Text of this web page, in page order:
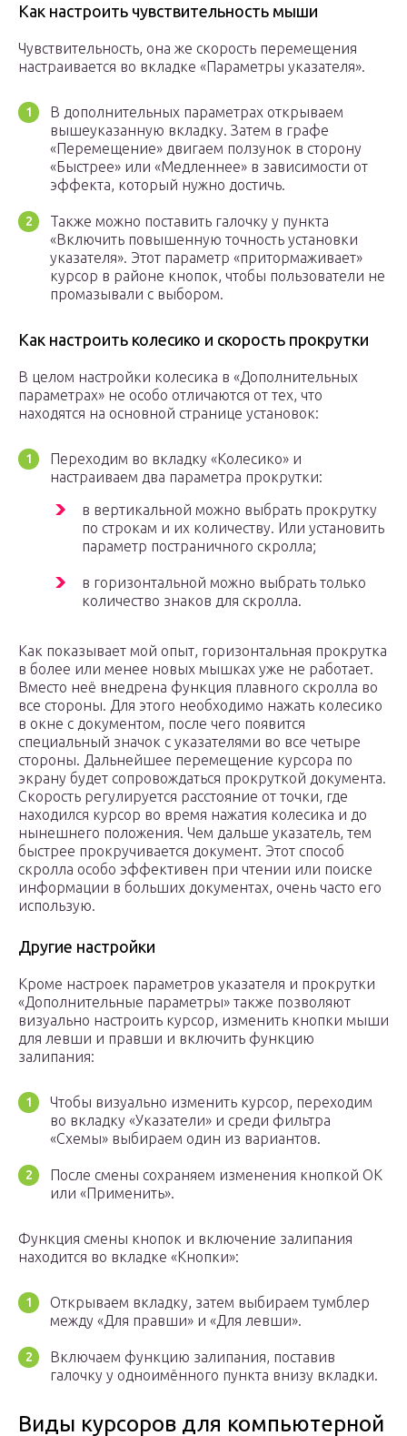
Как настроить чувствительность мыши
Чувствительность, она же скорость перемещения
настраивается во вкладке «Параметры указателя».
В дополнительных параметрах открываем
вышеуказанную вкладку. Затем в графе
«Перемещение» двигаем ползунок в сторону
«Быстрее» или «Медленнее» в зависимости от
эффекта, который нужно достичь.
Также можно поставить галочку у пункта
«Включить повышенную точность установки
указателя». Этот параметр «притормаживает»
курсор в районе кнопок, чтобы пользователи не
промазывали с выбором.
Как настроить колесико и скорость прокрутки
В целом настройки колесика в «Дополнительных
параметрах» не особо отличаются от тех, что
находятся на основной странице установок:
Переходим во вкладку «Колесико» и
настраиваем два параметра прокрутки:
в вертикальной можно выбрать прокрутку
по строкам и их количеству. Или установить
параметр постраничного скролла;
в горизонтальной можно выбрать только
количество знаков для скролла.
Как показывает мой опыт, горизонтальная прокрутка
в более или менее новых мышках уже не работает.
Вместо неё внедрена функция плавного скролла во
все стороны. Для этого необходимо нажать колесико
в окне с документом, после чего появится
специальный значок с указателями во все четыре
стороны. Дальнейшее перемещение курсора по
экрану будет сопровождаться прокруткой документа.
Скорость регулируется расстояние от точки, где
находился курсор во время нажатия колесика и до
нынешнего положения. Чем дальше указатель, тем
быстрее прокручивается документ. Этот способ
скролла особо эффективен при чтении или поиске
информации в больших документах, очень часто его
использую.
Другие настройки
Кроме настроек параметров указателя и прокрутки
«Дополнительные параметры» также позволяют
визуально настроить курсор, изменить кнопки мыши
для левши и правши и включить функцию
залипания:
Чтобы визуально изменить курсор, переходим
во вкладку «Указатели» и среди фильтра
«Схемы» выбираем один из вариантов.
После смены сохраняем изменения кнопкой OK
или «Применить».
Функция смены кнопок и включение залипания
находится во вкладке «Кнопки»:
Открываем вкладку, затем выбираем тумблер
между «Для правши» и «Для левши».
Включаем функцию залипания, поставив
галочку у одноимённого пункта внизу вкладки.
Виды курсоров для компьютерной